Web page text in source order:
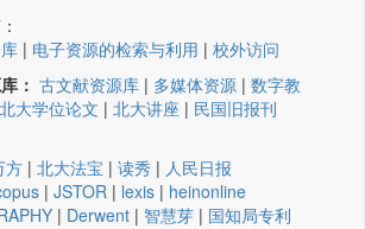
| 电子资源的检索与利用 | 校外访问
： 古文献资源库 | 多媒体资源 | 数字教
北大学位论文 | 北大讲座 | 民国旧报刊
方 | 北大法宝 | 读秀 | 人民日报
| JSTOR | lexis | heinonline
| Derwent | 智慧芽 | 国知局专利